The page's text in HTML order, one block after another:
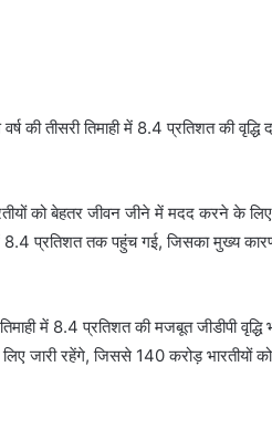
की तीसरी तिमाही में 8.4 प्रतिशत की वृद्धि
को बेहतर जीवन जीने में मदद करने के
8.4 प्रतिशत तक पहुंच गई, जिसका मुख्य
में 8.4 प्रतिशत की मजबूत जीडीपी वृद्धि
जारी रहेंगे, जिससे 140 करोड़